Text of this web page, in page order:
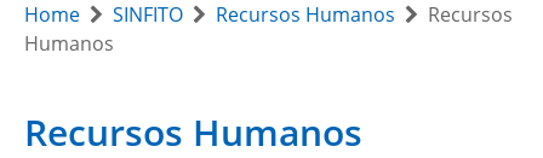
Home SINFITO Recursos Humanos
Recursos
Humanos
Recursos Humanos